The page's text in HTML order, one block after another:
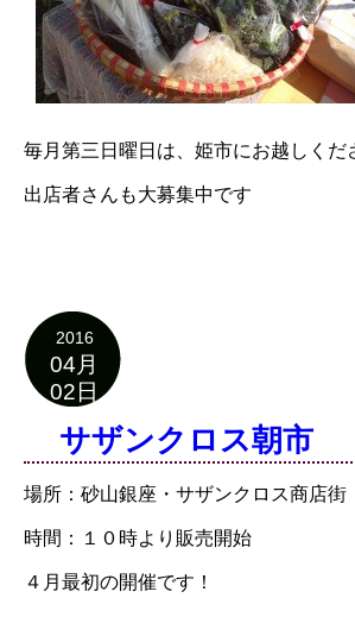
毎月第三日曜日は、姫市にお越しくだ
出店者さんも大募集中です
2016
04月
02日
サザンクロス朝市
場所：砂山銀座・サザンクロス商店街
時間：１０時より販売開始
４月最初の開催です！